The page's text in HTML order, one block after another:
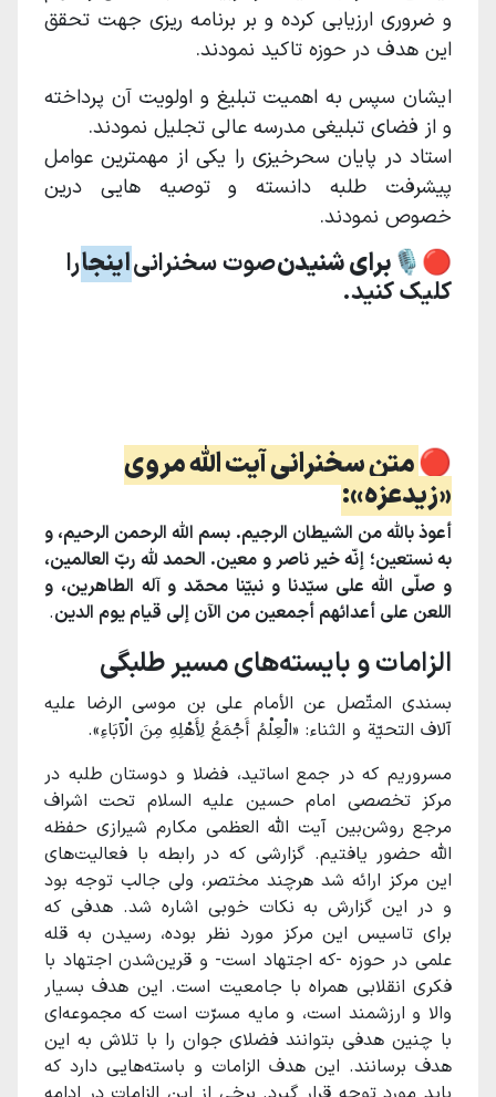
و ضروری ارزیابی کرده و بر برنامه ریزی جهت تحقق
این هدف در حوزه تاکید نمودند.
ایشان سپس به اهمیت تبلیغ و اولویت آن پرداخته
و از فضای تبلیغی مدرسه عالی تجلیل نمودند.
استاد در پایان سحرخیزی را یکی از مهمترین عوامل
پیشرفت طلبه دانسته و توصیه هایی درین
خصوص نمودند.
🔴🎙برای شنیدنصوت سخنرانیاینجارا
کلیک کنید.
🔴متن سخنرانی آیت الله مروی
«زیدعزه»:
أعوذ باللّه من الشیطان الرجیم. بسم ‌اللّه الرحمن الرحیم، و
به نستعین؛ إنّه خیر ناصر و معین. الحمد للّه ربّ العالمین،
و صلّی اللّه علی سیّدنا و نبیّنا محمّد و آله الطاهرین، و
اللعن علی أعدائهم أجمعین من الآن إلی قیام یوم الدین.
الزامات و بایسته‌های مسیر طلبگی
بسندی المتّصل عن الأمام علی بن موسی الرضا علیه
آلاف التحیّة و الثناء: «الْعِلْمُ أَجْمَعُ لِأَهْلِهِ مِنَ الْآبَاءِ».
مسروریم که در جمع اساتید، فضلا و دوستان طلبه در
مرکز تخصصی امام حسین علیه السلام تحت اشراف
مرجع روشن‌بین آیت الله العظمی مکارم شیرازی حفظه
الله حضور یافتیم. گزارشی که در رابطه با فعالیت‌های
این مرکز ارائه شد هرچند مختصر، ولی جالب توجه بود
و در این گزارش به نکات خوبی اشاره شد. هدفی که
برای تاسیس این مرکز مورد نظر بوده، رسیدن به قله
علمی در حوزه‌ -که اجتهاد است- و قرین‌شدن اجتهاد با
فکری انقلابی همراه با جامعیت است. این هدف بسیار
والا و ارزشمند است، و مایه مسرّت است که مجموعه‌ای
با چنین هدفی بتوانند فضلای جوان را با تلاش به این
هدف برسانند. این هدف الزامات و باسته‌هایی دارد که